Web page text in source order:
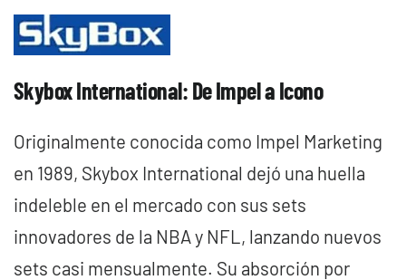
Skybox International: De Impel a Icono
Originalmente conocida como Impel Marketing
en 1989, Skybox International dejó una huella
indeleble en el mercado con sus sets
innovadores de la NBA y NFL, lanzando nuevos
sets casi mensualmente. Su absorción por